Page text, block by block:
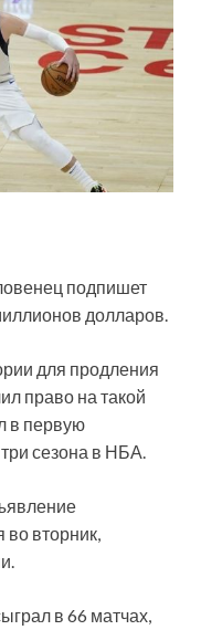
подпишет
долларов.
для продления
право на такой
в первую
сезона в НБА.
во вторник,
в 66 матчах,